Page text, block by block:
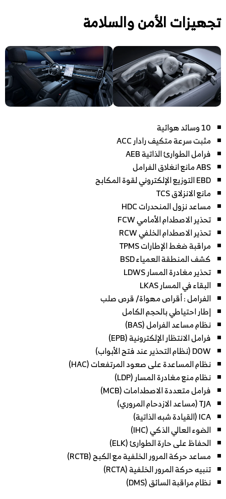
تجهيزات الأمن والسلامة
10 وسائد هوائية
مثبت سرعة متكيف رادار ACC
فرامل الطوارئ الذاتية AEB
ABS مانع انغلاق الفرامل
EBD التوزيع الإلكتروني لقوة المكابح
مانع الانزلاق TCS
مساعد نزول المنحدرات HDC
تحذير الاصطدام الأمامي FCW
تحذير الاصطدام الخلفي RCW
مراقبة ضغط الإطارات TPMS
كشف المنطقة العمياء BSD
تحذير مغادرة المسار LDWS
البقاء في المسار LKAS
الفرامل : أقراص مهواة/ قرص صلب
إطار احتياطي بالحجم الكامل
نظام مساعد الفرامل (BAS)
فرامل الانتظار الإلكترونية (EPB)
DOW (نظام التحذير عند فتح الأبواب)
نظام المساعدة على صعود المرتفعات (HAC)
نظام منع مغادرة المسار (LDP)
فرامل متعددة الاصطدامات (MCB)
TJA (مساعد الازدحام المروري)
ICA (القيادة شبه الذاتية)
الضوء العالي الذكي (IHC)
الحفاظ على حارة الطوارئ (ELK)
مساعد حركة المرور الخلفية مع الكبح (RCTB)
تنبيه حركة المرور الخلفية (RCTA)
نظام مراقبة السائق (DMS)